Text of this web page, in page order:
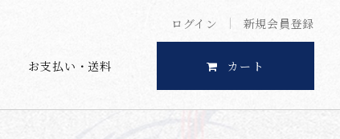
ログイン 新規会員登録
お支払い・送料 カート